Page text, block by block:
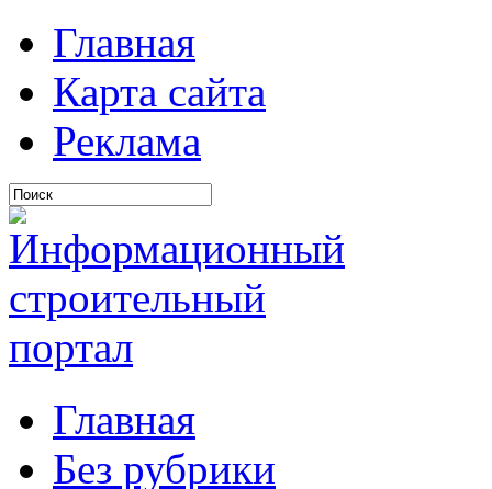
Главная
Карта сайта
Реклама
Главная
Без рубрики